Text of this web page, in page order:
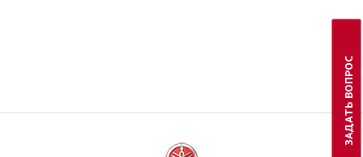
ЗАДАТЬ ВОПРОС